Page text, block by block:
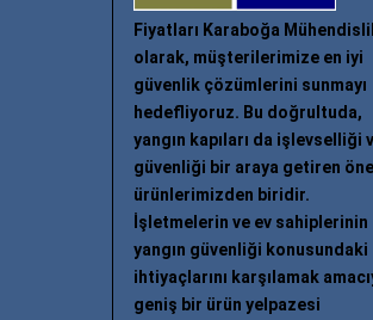
Fiyatları Karaboğa
olarak, müşterilerimize en iyi
güvenlik çözümlerini sunmayı
hedefliyoruz. Bu doğrultuda,
yangın kapıları da işlevselliği
güvenliği bir araya getiren
ürünlerimizden biridir.
İşletmelerin ve ev sahiplerinin
yangın güvenliği konusundaki
ihtiyaçlarını karşılamak
geniş bir ürün yelpazesi